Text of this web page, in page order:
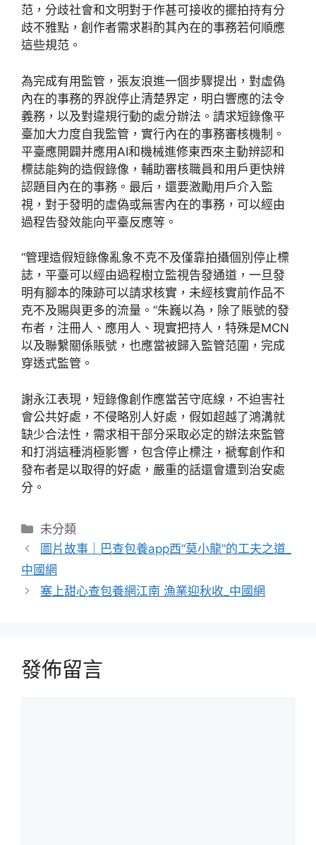
范，分歧社會和文明對于作甚可接收的擺拍持有分
歧不雅點，創作者需求斟酌其內在的事務若何順應
這些規范。
為完成有用監管，張友浪進一個步驟提出，對虛偽
內在的事務的界說停止清楚界定，明白響應的法令
義務，以及對違規行動的處分辦法。請求短錄像平
臺加大力度自我監管，實行內在的事務審核機制。
平臺應開闢并應用AI和機械進修東西來主動辨認和
標誌能夠的造假錄像，輔助審核職員和用戶更快辨
認題目內在的事務。最后，還要激勵用戶介入監
視，對于發明的虛偽或無害內在的事務，可以經由
過程告發效能向平臺反應等。
“管理造假短錄像亂象不克不及僅靠拍攝個別停止標
誌，平臺可以經由過程樹立監視告發通道，一旦發
明有腳本的陳跡可以請求核實，未經核實前作品不
克不及賜與更多的流量。”朱巍以為，除了賬號的發
布者，注冊人、應用人、現實把持人，特殊是MCN
以及聯繫關係賬號，也應當被歸入監管范圍，完成
穿透式監管。
謝永江表現，短錄像創作應當苦守底線，不迫害社
會公共好處，不侵略別人好處，假如超越了鴻溝就
缺少合法性，需求相干部分采取必定的辦法來監管
和打消這種消極影響，包含停止標注，褫奪創作和
發布者是以取得的好處，嚴重的話還會遭到治安處
分。
分
類
未分類
圖片故事｜巴查包養app西“莫小龍”的工夫之道_
中國網
塞上甜心查包養網江南 漁業迎秋收_中國網
發佈留言